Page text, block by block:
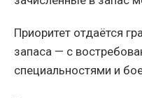
Приоритет отдаётся
запаса — с
специальностями и